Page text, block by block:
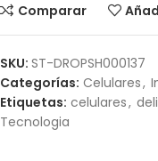
Comparar
SKU: ST-DROPSH000137
Categorías: Celulares,
Etiquetas: celulares,
Tecnologia